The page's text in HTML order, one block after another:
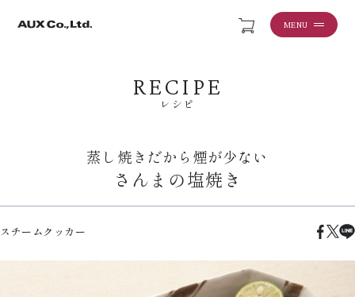
MENU
RECIPE
レシピ
蒸し焼きだから煙が少ない
さんまの塩焼き
スチームクッカー